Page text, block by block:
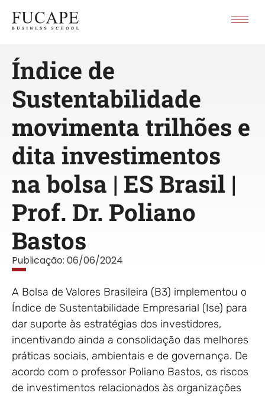
Índice de
Sustentabilidade
movimenta trilhões e
dita investimentos
na bolsa | ES Brasil |
Prof. Dr. Poliano
Bastos
Publicação: 06/06/2024
A Bolsa de Valores Brasileira (B3) implementou o
Índice de Sustentabilidade Empresarial (Ise) para
dar suporte às estratégias dos investidores,
incentivando ainda a consolidação das melhores
práticas sociais, ambientais e de governança. De
acordo com o professor Poliano Bastos, os riscos
de investimentos relacionados às organizações